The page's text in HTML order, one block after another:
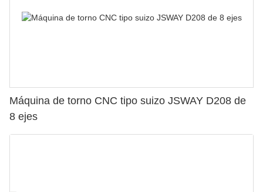
Máquina de torno CNC tipo suizo JSWAY D208 de
8 ejes